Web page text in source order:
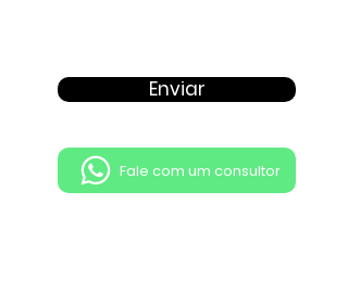
Enviar
Fale com um consultor